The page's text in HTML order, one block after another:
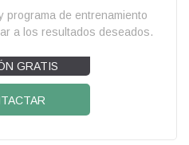
programa de entrenamiento
a los resultados deseados.
GRATIS